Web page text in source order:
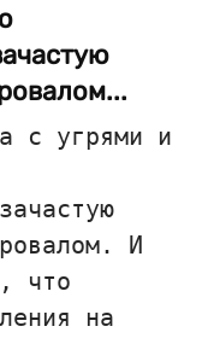
с угрями и
И
что
на